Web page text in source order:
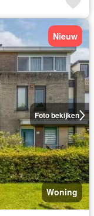
Foto bekijken
Nieuw
Woning